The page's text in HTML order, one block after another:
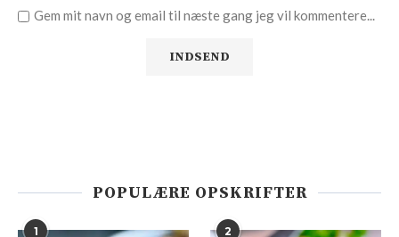
Gem mit navn og email til næste gang jeg vil kommentere...
POPULÆRE OPSKRIFTER
1 2